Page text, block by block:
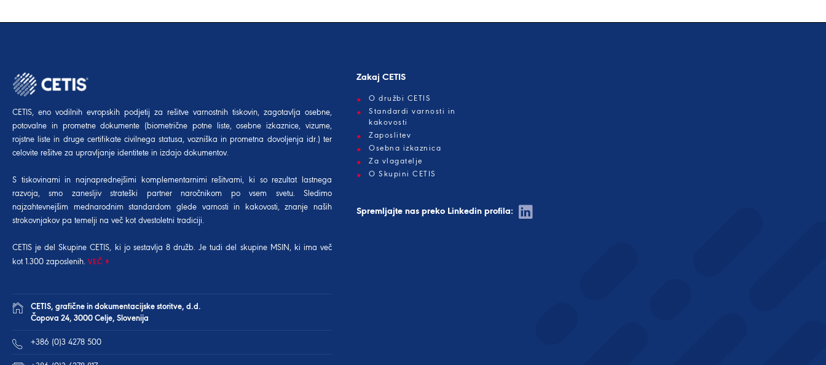
CETIS, eno vodilnih evropskih podjetij za rešitve varnostnih tiskovin, zagotavlja osebne,
potovalne in prometne dokumente (biometrične potne liste, osebne izkaznice, vizume,
rojstne liste in druge certifikate civilnega statusa, vozniška in prometna dovoljenja idr.) ter
celovite rešitve za upravljanje identitete in izdajo dokumentov.
S tiskovinami in najnaprednejšimi komplementarnimi rešitvami, ki so rezultat lastnega
razvoja, smo zanesljiv strateški partner naročnikom po vsem svetu. Sledimo
najzahtevnejšim mednarodnim standardom glede varnosti in kakovosti, znanje naših
strokovnjakov pa temelji na več kot dvestoletni tradiciji.
CETIS je del Skupine CETIS, ki jo sestavlja 8 družb. Je tudi del skupine MSIN , ki ima več
kot 1.300 zaposlenih. VEČ
CETIS, grafične in dokumentacijske storitve, d.d.
Čopova 24, 3000 Celje, Slovenija
+386 (0)3 4278 500
Zakaj CETIS
O družbi CETIS
Standardi varnosti in
kakovosti
Zaposlitev
Osebna izkaznica
Za vlagatelje
O Skupini CETIS
Spremljajte nas preko Linkedin profila: